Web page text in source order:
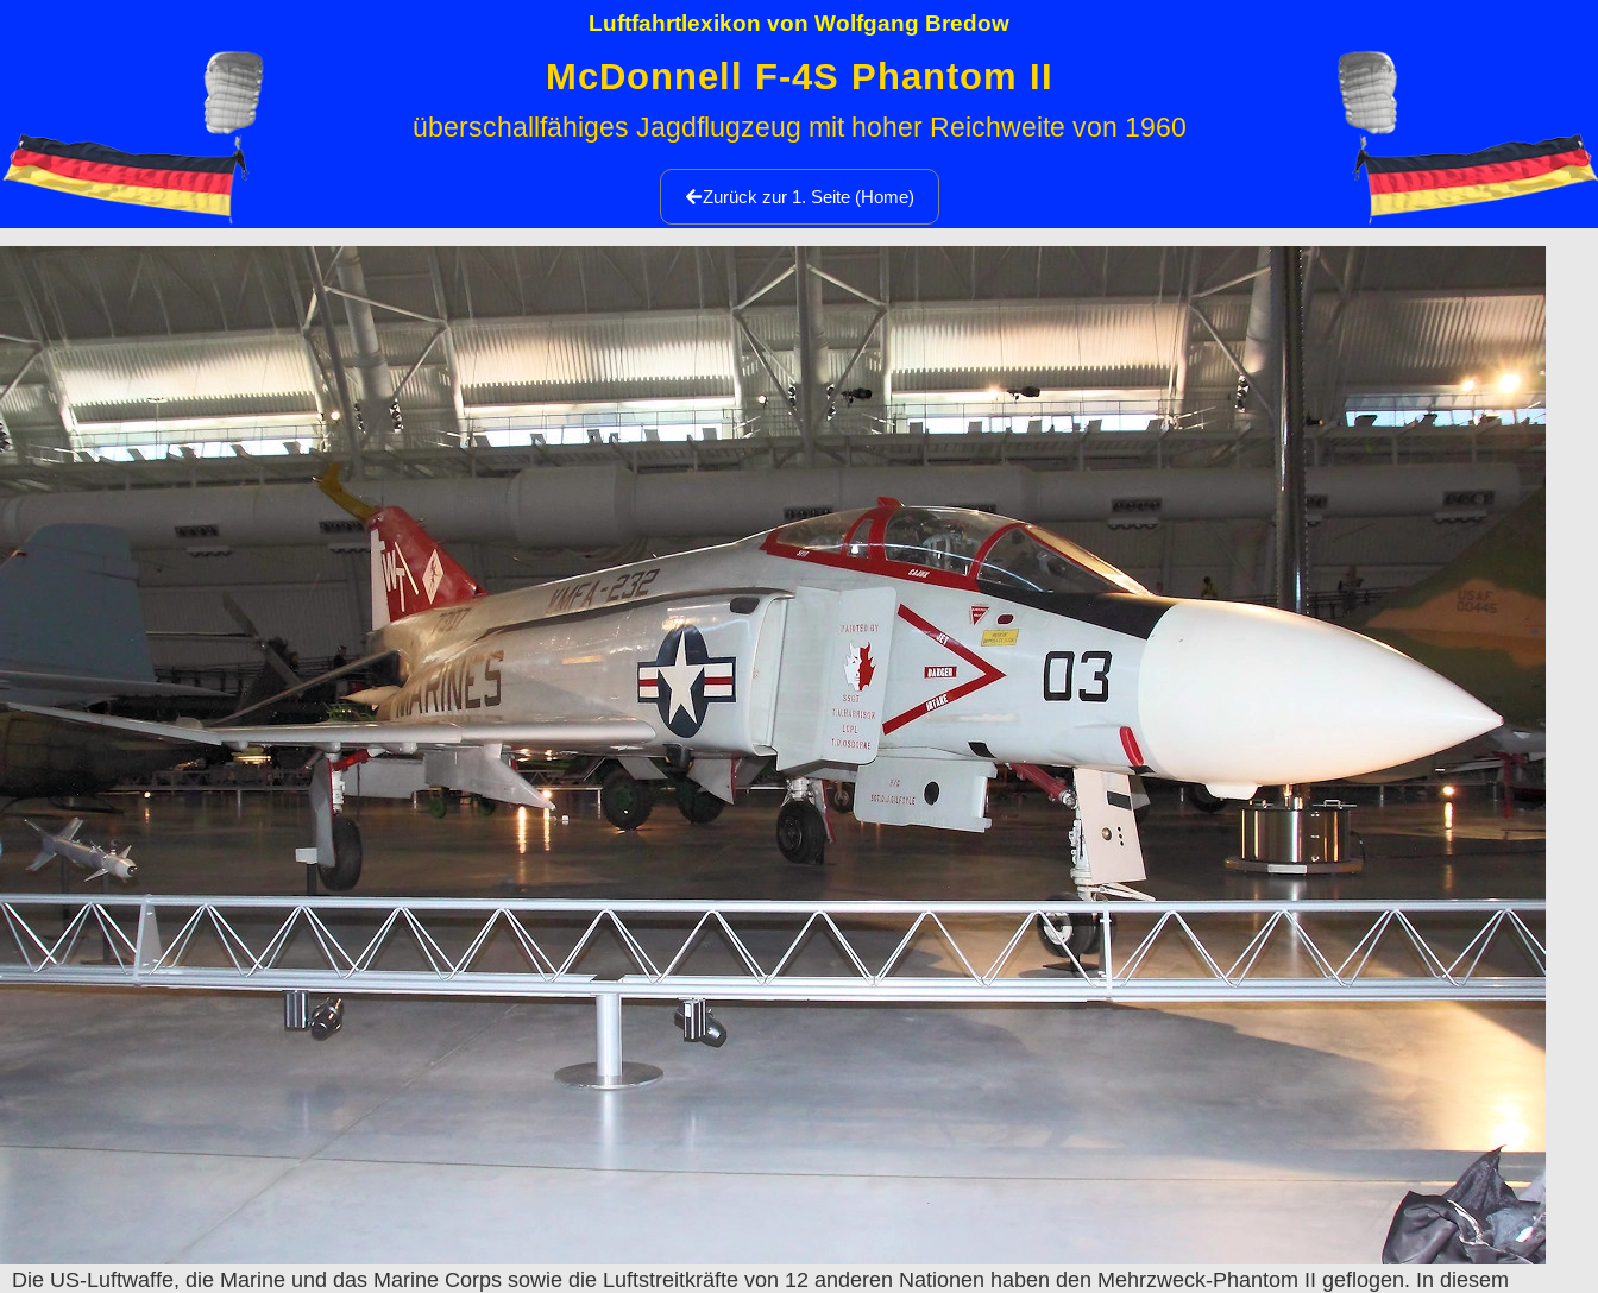
Luftfahrtlexikon von Wolfgang Bredow
McDonnell F-4S Phantom II
überschallfähiges Jagdflugzeug mit hoher Reichweite von 1960
Zurück zur 1. Seite (Home)
Die US-Luftwaffe, die Marine und das Marine Corps sowie die Luftstreitkräfte von 12 anderen Nationen haben den Mehrzweck-Phantom II geflogen. In diesem